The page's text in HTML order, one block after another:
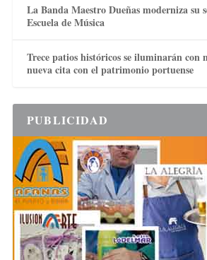
La Banda Maestro Dueñas moderniza su
Escuela de Música
Trece patios históricos se iluminarán con
nueva cita con el patrimonio portuense
PUBLICIDAD